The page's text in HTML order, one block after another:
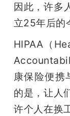
题
爱
搞
机
因此，许多
立25年后的
HIPAA（
康保险便携
的是，让人
许个人在换